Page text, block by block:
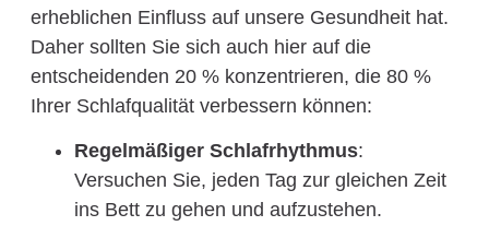
erheblichen Einfluss auf unsere Gesundheit hat.
Daher sollten Sie sich auch hier auf die
entscheidenden 20 % konzentrieren, die 80 %
Ihrer Schlafqualität verbessern können:
Regelmäßiger Schlafrhythmus:
Versuchen Sie, jeden Tag zur gleichen Zeit
ins Bett zu gehen und aufzustehen.